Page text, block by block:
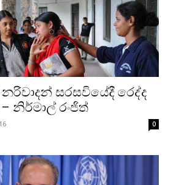
සරසවියේදී රෙද්ද
නිර්මාල් රංජිත්
0